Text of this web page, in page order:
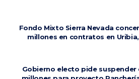
Fondo Mixto Sierra Nevada
millones en contratos en
Gobierno electo pide suspender